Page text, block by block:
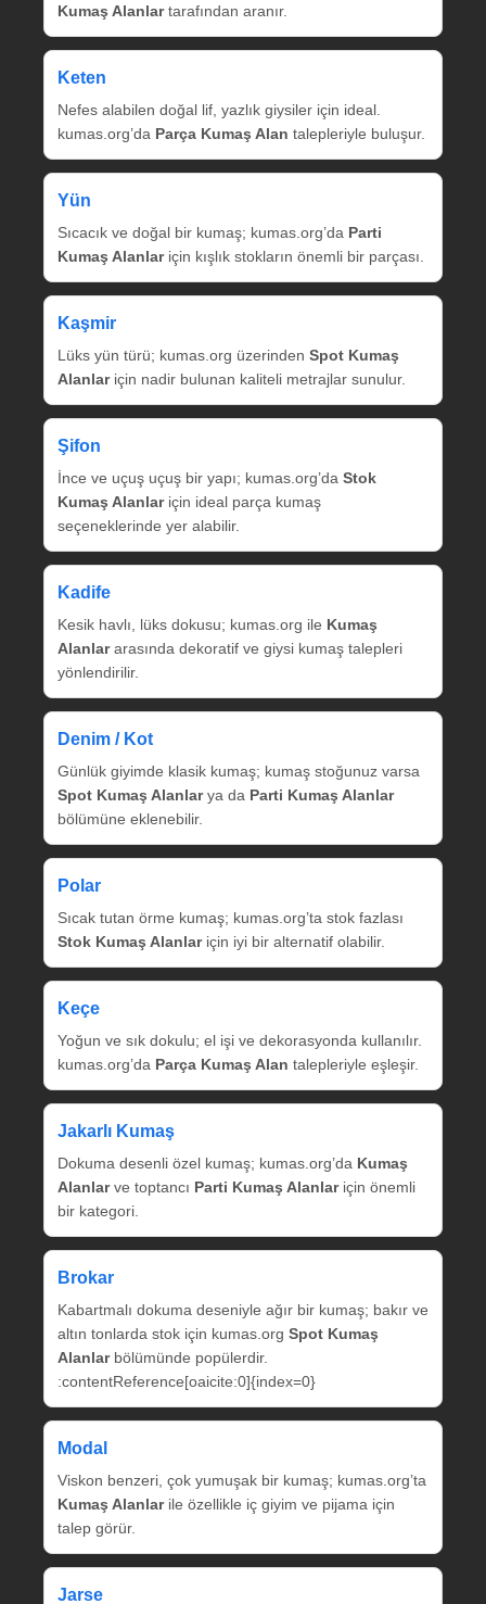
Kumaş Alanlartarafından aranır.
Keten
Nefes alabilen doğal lif, yazlık giysiler için ideal.
kumas.org’da Parça Kumaş Alan talepleriyle buluşur.
Yün
Sıcacık ve doğal bir kumaş; kumas.org’da Parti
Kumaş Alanlariçin kışlık stokların önemli bir parçası.
Kaşmir
Lüks yün türü; kumas.org üzerinden Spot Kumaş
Alanlariçin nadir bulunan kaliteli metrajlar sunulur.
Şifon
İnce ve uçuş uçuş bir yapı; kumas.org’da Stok
Kumaş Alanlariçin ideal parça kumaş
seçeneklerinde yer alabilir.
Kadife
Kesik havlı, lüks dokusu; kumas.org ile Kumaş
Alanlararasında dekoratif ve giysi kumaş talepleri
yönlendirilir.
Denim / Kot
Günlük giyimde klasik kumaş; kumaş stoğunuz varsa
Spot Kumaş Alanlarya da Parti Kumaş Alanlar
bölümüne eklenebilir.
Polar
Sıcak tutan örme kumaş; kumas.org’ta stok fazlası
Stok Kumaş Alanlariçin iyi bir alternatif olabilir.
Keçe
Yoğun ve sık dokulu; el işi ve dekorasyonda kullanılır.
kumas.org’da Parça Kumaş Alan talepleriyle eşleşir.
Jakarlı Kumaş
Dokuma desenli özel kumaş; kumas.org’da Kumaş
Alanlarve toptancı Parti Kumaş Alanlariçin önemli
bir kategori.
Brokar
Kabartmalı dokuma deseniyle ağır bir kumaş; bakır ve
altın tonlarda stok için kumas.org Spot Kumaş
Alanlarbölümünde popülerdir.
:contentReference[oaicite:0]{index=0}
Modal
Viskon benzeri, çok yumuşak bir kumaş; kumas.org’ta
Kumaş Alanlarile özellikle iç giyim ve pijama için
talep görür.
Jarse